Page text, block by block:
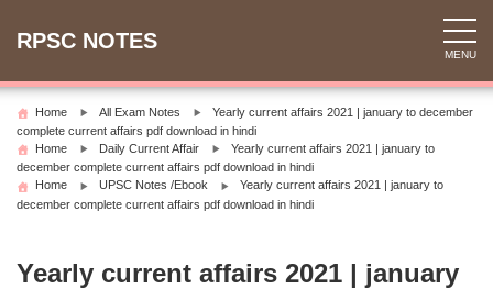
RPSC NOTES
MENU
Home All Exam Notes
Yearly current affairs 2021 | january to december
complete current affairs pdf download in hindi
Home
Daily Current Affair
Yearly current affairs 2021 | january to
december complete current affairs pdf download in hindi
Home
UPSC Notes /Ebook
Yearly current affairs 2021 | january to
december complete current affairs pdf download in hindi
Yearly current affairs 2021 | january